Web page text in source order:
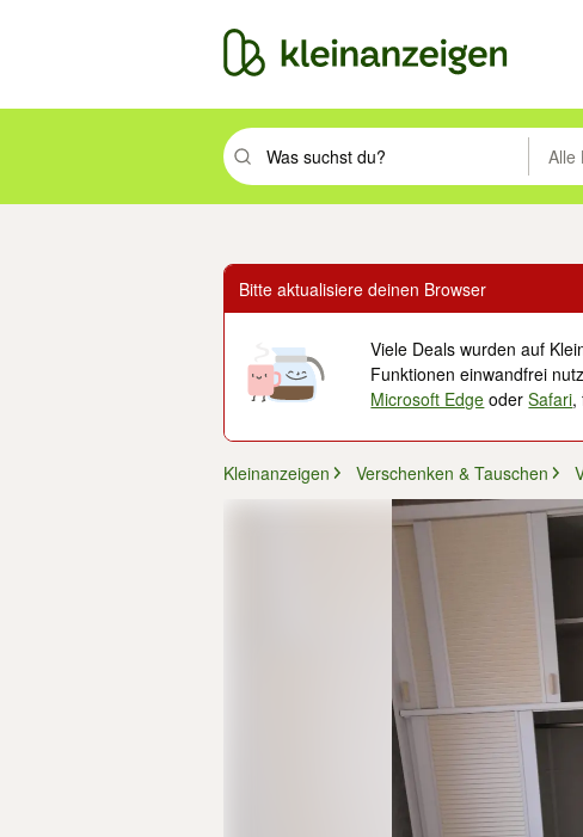
Suchbegriff eingeben. Eingabetaste drückenAlle
Bitte aktualisiere deinen Browser
Viele Deals wurden auf
Funktionen einwandfrei
Microsoft Edge oderSafari,
Kleinanzeigen Verschenken & Tauschen